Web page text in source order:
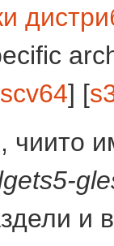
] [
чиито
и